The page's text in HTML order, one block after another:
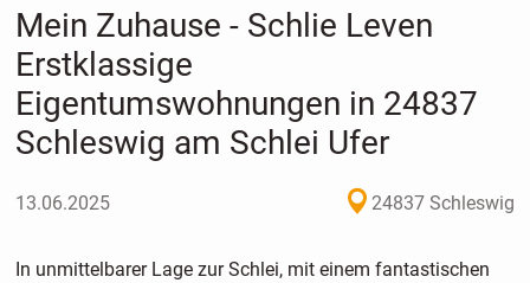
Mein Zuhause - Schlie Leven
Erstklassige
Eigentumswohnungen in 24837
Schleswig am Schlei Ufer
13.06.2025 24837 Schleswig
In unmittelbarer Lage zur Schlei, mit einem fantastischen